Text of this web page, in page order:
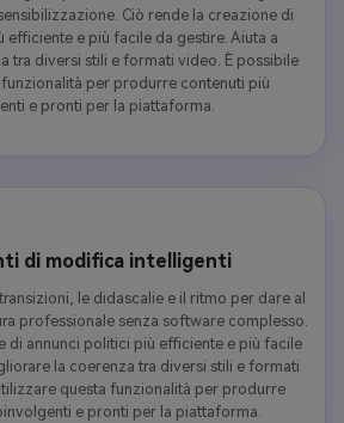
Ciò rende la creazione di
efficiente e più facile da gestire. Aiuta a
tra diversi stili e formati video. È possibile
per produrre contenuti più
e pronti per la piattaforma.
di modifica intelligenti
le didascalie e il ritmo per dare al
professionale senza software complesso.
di annunci politici più efficiente e più facile
la coerenza tra diversi stili e formati
questa funzionalità per produrre
e pronti per la piattaforma.